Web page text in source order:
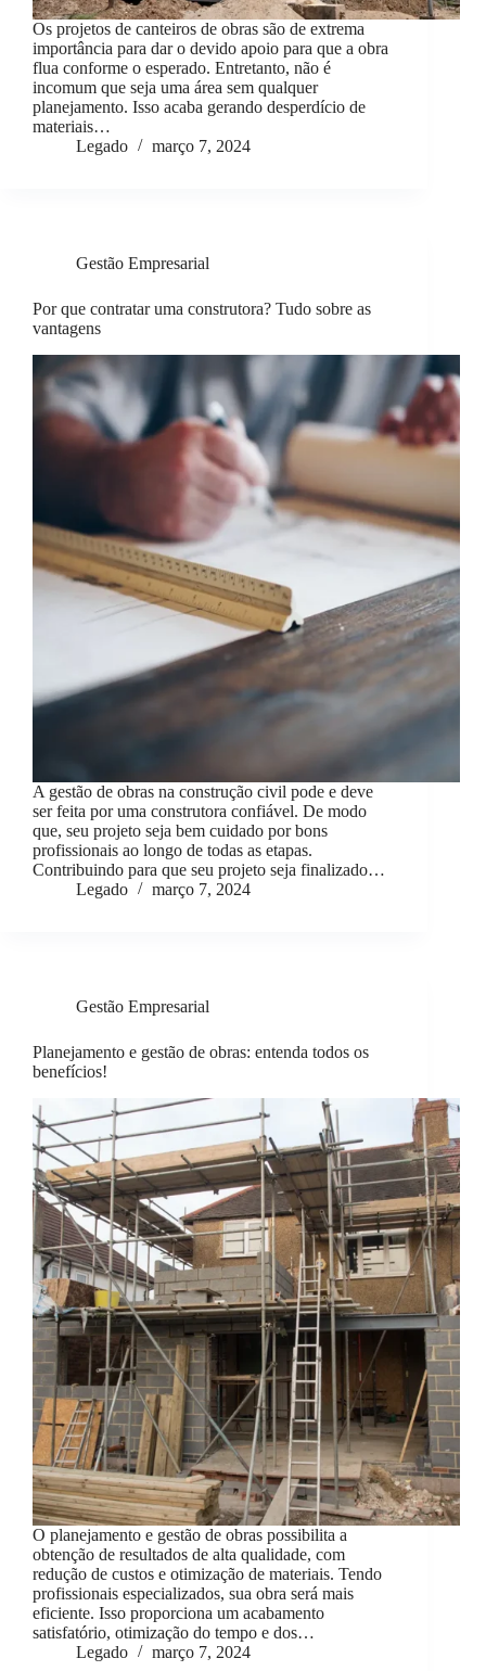
Os projetos de canteiros de obras são de extrema
importância para dar o devido apoio para que a obra
flua conforme o esperado. Entretanto, não é
incomum que seja uma área sem qualquer
planejamento. Isso acaba gerando desperdício de
materiais…
Legado
março 7, 2024
Gestão Empresarial
Por que contratar uma construtora? Tudo sobre as
vantagens
A gestão de obras na construção civil pode e deve
ser feita por uma construtora confiável. De modo
que, seu projeto seja bem cuidado por bons
profissionais ao longo de todas as etapas.
Contribuindo para que seu projeto seja finalizado…
Legado
março 7, 2024
Gestão Empresarial
Planejamento e gestão de obras: entenda todos os
benefícios!
O planejamento e gestão de obras possibilita a
obtenção de resultados de alta qualidade, com
redução de custos e otimização de materiais. Tendo
profissionais especializados, sua obra será mais
eficiente. Isso proporciona um acabamento
satisfatório, otimização do tempo e dos…
Legado
março 7, 2024